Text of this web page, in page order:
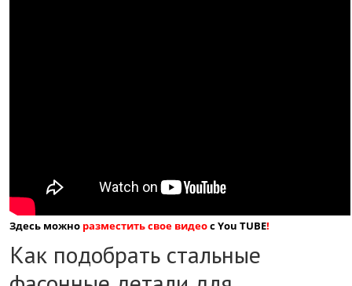
Здесь можно разместить свое видеос You TUBE!
Как подобрать стальные